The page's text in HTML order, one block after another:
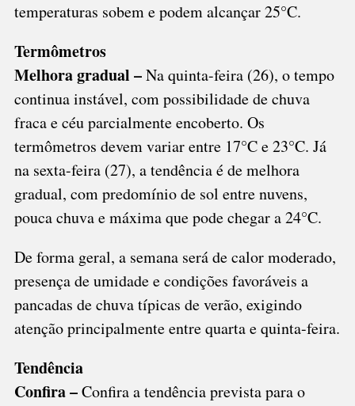
temperaturas sobem e podem alcançar 25°C.
Termômetros
Melhora gradual –Na quinta-feira (26), o tempo
continua instável, com possibilidade de chuva
fraca e céu parcialmente encoberto. Os
termômetros devem variar entre 17°C e 23°C. Já
na sexta-feira (27), a tendência é de melhora
gradual, com predomínio de sol entre nuvens,
pouca chuva e máxima que pode chegar a 24°C.
De forma geral, a semana será de calor moderado,
presença de umidade e condições favoráveis a
pancadas de chuva típicas de verão, exigindo
atenção principalmente entre quarta e quinta-feira.
Tendência
Confira –Confira a tendência prevista para o